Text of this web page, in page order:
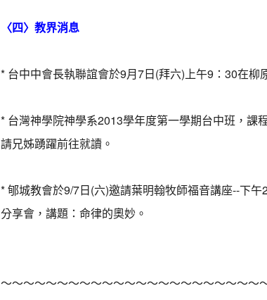
〈四〉教界消息
* 台中中會長執聯誼會於9月7日(拜六)上午9：30在
* 台灣神學院神學系2013學年度第一學期台中班，課
請兄姊踴躍前往就讀。
* 郇城教會於9/7日(六)邀請葉明翰牧師福音講座--下
分享會，講題：命律的奧妙。
～～～～～～～～～～～～～～～～～～～～～～～